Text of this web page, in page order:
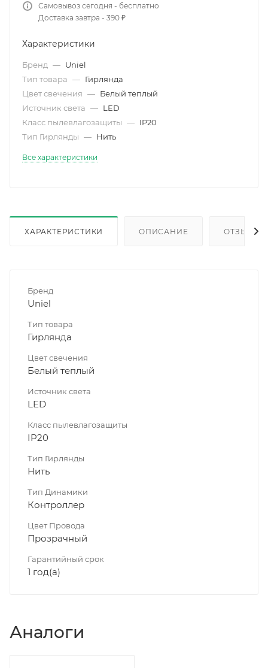
Самовывоз сегодня - бесплатно
Доставка завтра - 390 ₽
Характеристики
Бренд — Uniel
Тип товара — Гирлянда
Цвет свечения — Белый теплый
Источник света — LED
Класс пылевлагозащиты — IP20
Тип Гирлянды — Нить
Все характеристики
ХАРАКТЕРИСТИКИ ОПИСАНИЕ ОТЗЫВЫ
Бренд
Uniel
Тип товара
Гирлянда
Цвет свечения
Белый теплый
Источник света
LED
Класс пылевлагозащиты
IP20
Тип Гирлянды
Нить
Тип Динамики
Контроллер
Цвет Провода
Прозрачный
Гарантийный срок
1 год(а)
Аналоги